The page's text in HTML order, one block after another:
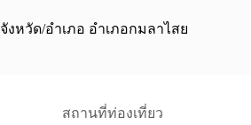
จังหวัด/อำเภอ อำเภอกมลาไสย
สถานที่ท่องเที่ยว